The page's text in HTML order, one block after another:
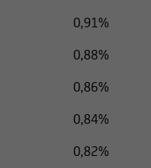
0,91%
0,88%
0,86%
0,84%
0,82%